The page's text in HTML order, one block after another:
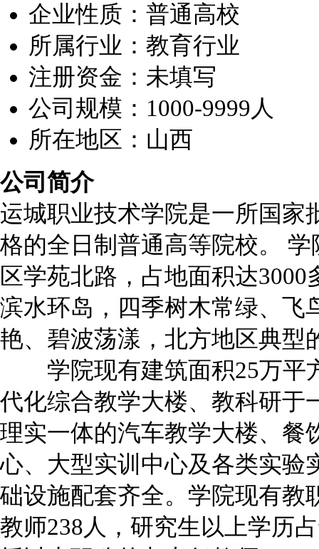
企业性质：普通高校
所属行业：教育行业
注册资金：未填写
公司规模：1000-9999人
所在地区：山西
公司简介
运城职业技术学院是一所国家
格的全日制普通高等院校。
区学苑北路，占地面积达
滨水环岛，四季树木常绿、飞
艳、碧波荡漾，北方地区典型
学院现有建筑面积25万平
代化综合教学大楼、教科研于
理实一体的汽车教学大楼、餐
心、大型实训中心及各类实验
础设施配套齐全。学院现有教
教师238人，研究生以上学历